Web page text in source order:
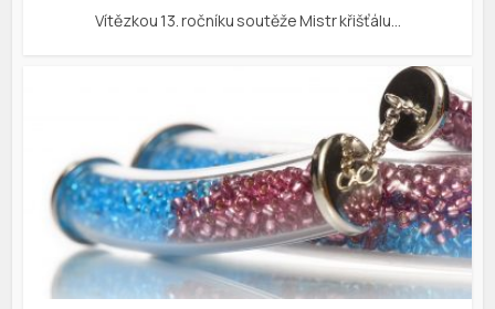
Vítězkou 13. ročníku soutěže Mistr křišťálu…